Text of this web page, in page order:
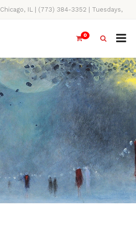
IL | (773) 384-3352 | Tuesdays,
11AM-4PM
0